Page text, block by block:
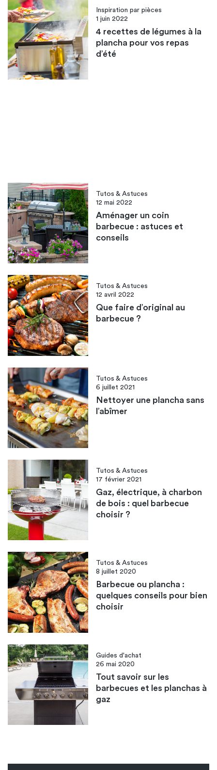
Inspiration par pièces
1 juin 2022
4 recettes de légumes à la
plancha pour vos repas
d’été
Tutos & Astuces
12 mai 2022
Aménager un coin
barbecue : astuces et
conseils
Tutos & Astuces
12 avril 2022
Que faire d’original au
barbecue ?
Tutos & Astuces
6 juillet 2021
Nettoyer une plancha sans
l’abîmer
Tutos & Astuces
17 février 2021
Gaz, électrique, à charbon
de bois : quel barbecue
choisir ?
Tutos & Astuces
8 juillet 2020
Barbecue ou plancha :
quelques conseils pour bien
choisir
Guides d'achat
26 mai 2020
Tout savoir sur les
barbecues et les planchas à
gaz